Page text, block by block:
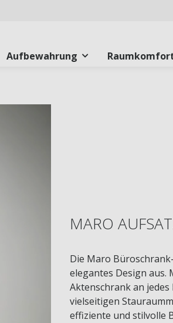
Aufbewahrung
MARO
Die Maro
elegantes Design aus.
Aktenschrank an
vielseitigen
effiziente und stilvolle